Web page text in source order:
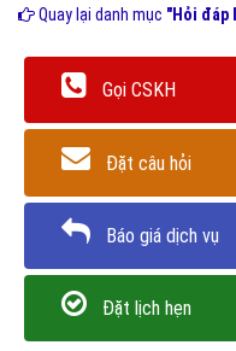
Quay lại danh mục "Hỏi đáp
Gọi CSKH
Đặt câu hỏi
Báo giá dịch vụ
Đặt lịch hẹn